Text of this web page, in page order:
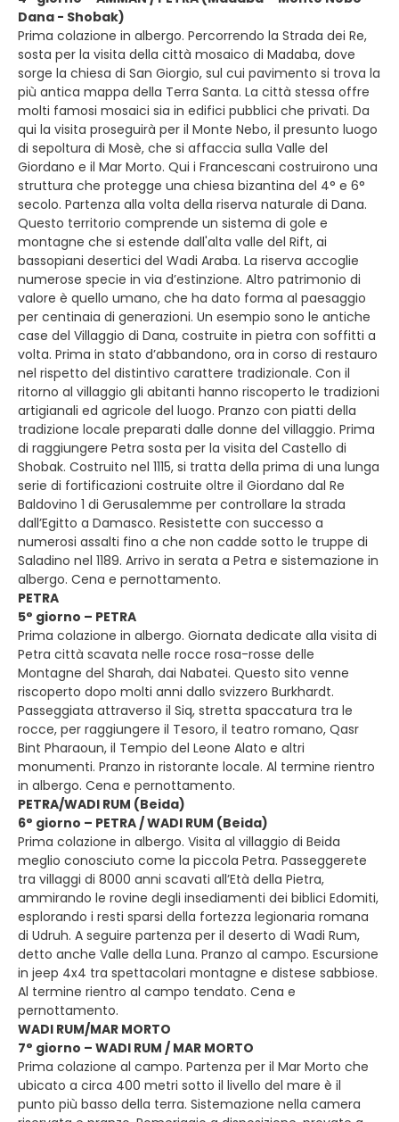
Dana - Shobak)
Prima colazione in albergo. Percorrendo la Strada dei Re,
sosta per la visita della città mosaico di Madaba, dove
sorge la chiesa di San Giorgio, sul cui pavimento si trova la
più antica mappa della Terra Santa. La città stessa offre
molti famosi mosaici sia in edifici pubblici che privati. Da
qui la visita proseguirà per il Monte Nebo, il presunto luogo
di sepoltura di Mosè, che si affaccia sulla Valle del
Giordano e il Mar Morto. Qui i Francescani costruirono una
struttura che protegge una chiesa bizantina del 4° e 6°
secolo. Partenza alla volta della riserva naturale di Dana.
Questo territorio comprende un sistema di gole e
montagne che si estende dall'alta valle del Rift, ai
bassopiani desertici del Wadi Araba. La riserva accoglie
numerose specie in via d’estinzione. Altro patrimonio di
valore è quello umano, che ha dato forma al paesaggio
per centinaia di generazioni. Un esempio sono le antiche
case del Villaggio di Dana, costruite in pietra con soffitti a
volta. Prima in stato d’abbandono, ora in corso di restauro
nel rispetto del distintivo carattere tradizionale. Con il
ritorno al villaggio gli abitanti hanno riscoperto le tradizioni
artigianali ed agricole del luogo. Pranzo con piatti della
tradizione locale preparati dalle donne del villaggio. Prima
di raggiungere Petra sosta per la visita del Castello di
Shobak. Costruito nel 1115, si tratta della prima di una lunga
serie di fortificazioni costruite oltre il Giordano dal Re
Baldovino 1 di Gerusalemme per controllare la strada
dall’Egitto a Damasco. Resistette con successo a
numerosi assalti fino a che non cadde sotto le truppe di
Saladino nel 1189. Arrivo in serata a Petra e sistemazione in
albergo. Cena e pernottamento.
PETRA
5° giorno – PETRA
Prima colazione in albergo. Giornata dedicate alla visita di
Petra città scavata nelle rocce rosa-rosse delle
Montagne del Sharah, dai Nabatei. Questo sito venne
riscoperto dopo molti anni dallo svizzero Burkhardt.
Passeggiata attraverso il Siq, stretta spaccatura tra le
rocce, per raggiungere il Tesoro, il teatro romano, Qasr
Bint Pharaoun, il Tempio del Leone Alato e altri
monumenti. Pranzo in ristorante locale. Al termine rientro
in albergo. Cena e pernottamento.
PETRA/WADI RUM (Beida)
6° giorno – PETRA / WADI RUM (Beida)
Prima colazione in albergo. Visita al villaggio di Beida
meglio conosciuto come la piccola Petra. Passeggerete
tra villaggi di 8000 anni scavati all’Età della Pietra,
ammirando le rovine degli insediamenti dei biblici Edomiti,
esplorando i resti sparsi della fortezza legionaria romana
di Udruh. A seguire partenza per il deserto di Wadi Rum,
detto anche Valle della Luna. Pranzo al campo. Escursione
in jeep 4x4 tra spettacolari montagne e distese sabbiose.
Al termine rientro al campo tendato. Cena e
pernottamento.
WADI RUM/MAR MORTO
7° giorno – WADI RUM / MAR MORTO
Prima colazione al campo. Partenza per il Mar Morto che
ubicato a circa 400 metri sotto il livello del mare è il
punto più basso della terra. Sistemazione nella camera